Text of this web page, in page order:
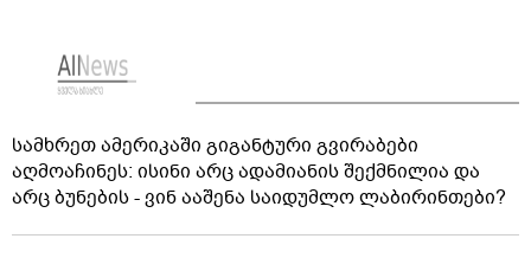
სამხრეთ ამერიკაში გიგანტური გვირაბები
აღმოაჩინეს: ისინი არც ადამიანის შექმნილია და
არც ბუნების - ვინ ააშენა საიდუმლო ლაბირინთები?